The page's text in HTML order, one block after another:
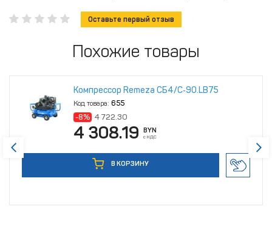
Оставьте первый отзыв
Похожие товары
Компрессор Remeza СБ4/С‑90.LB75
Код товара: 655
-8% 4 722.30
4 308.19 BYN
с НДС
В КОРЗИНУ